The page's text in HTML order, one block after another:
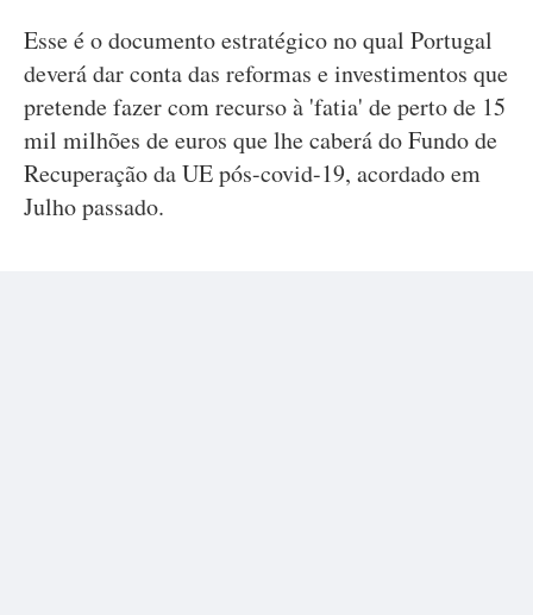
Esse é o documento estratégico no qual Portugal
deverá dar conta das reformas e investimentos que
pretende fazer com recurso à 'fatia' de perto de 15
mil milhões de euros que lhe caberá do Fundo de
Recuperação da UE pós-covid-19, acordado em
Julho passado.